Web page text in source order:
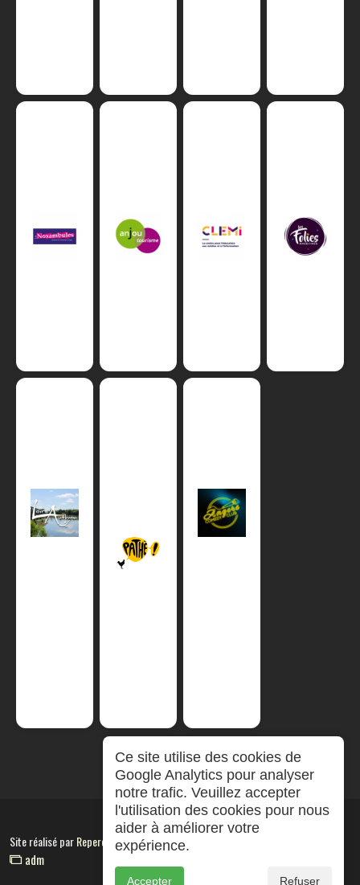
Site réalisé parRepereCom
adm
Ce site utilise des cookies de
Google Analytics pour analyser
notre trafic. Veuillez accepter
l'utilisation des cookies pour nous
aider à améliorer votre
expérience.
Accepter Refuser